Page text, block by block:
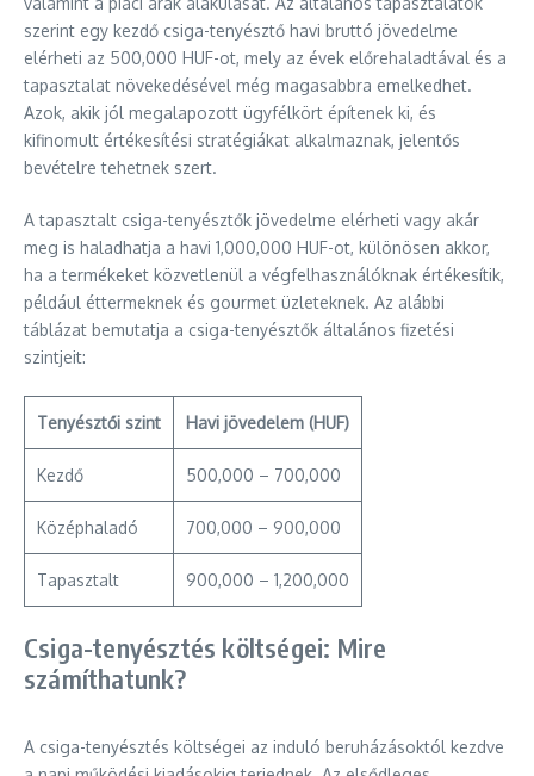
szerint egy kezdő csiga-tenyésztő havi bruttó jövedelme
elérheti az 500,000 HUF-ot, mely az évek előrehaladtával és a
tapasztalat növekedésével még magasabbra emelkedhet.
Azok, akik jól megalapozott ügyfélkört építenek ki, és
kifinomult értékesítési stratégiákat alkalmaznak, jelentős
bevételre tehetnek szert.
A tapasztalt csiga-tenyésztők jövedelme elérheti vagy akár
meg is haladhatja a havi 1,000,000 HUF-ot, különösen akkor,
ha a termékeket közvetlenül a végfelhasználóknak értékesítik,
például éttermeknek és gourmet üzleteknek. Az alábbi
táblázat bemutatja a csiga-tenyésztők általános fizetési
szintjeit:
Tenyésztői szint Havi jövedelem (HUF)
Kezdő 500,000 – 700,000
Középhaladó 700,000 – 900,000
Tapasztalt 900,000 – 1,200,000
Csiga-tenyésztés költségei: Mire
számíthatunk?
A csiga-tenyésztés költségei az induló beruházásoktól kezdve